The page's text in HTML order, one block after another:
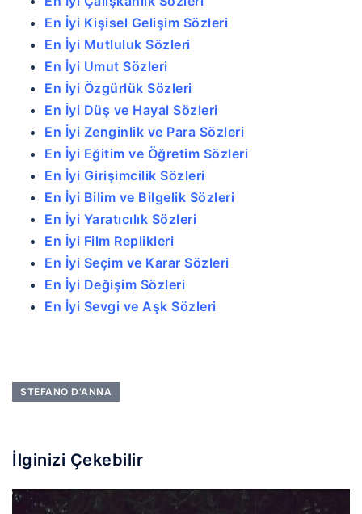
En İyi Kişisel Gelişim Sözleri
En İyi Mutluluk Sözleri
En İyi Umut Sözleri
En İyi Özgürlük Sözleri
En İyi Düş ve Hayal Sözleri
En İyi Zenginlik ve Para Sözleri
En İyi Eğitim ve Öğretim Sözleri
En İyi Girişimcilik Sözleri
En İyi Bilim ve Bilgelik Sözleri
En İyi Yaratıcılık Sözleri
En İyi Film Replikleri
En İyi Seçim ve Karar Sözleri
En İyi Değişim Sözleri
En İyi Sevgi ve Aşk Sözleri
STEFANO D'ANNA
İlginizi Çekebilir